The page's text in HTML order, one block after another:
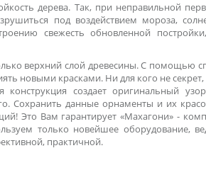
дерева. Так, при неправильной
под воздействием мороза,
свежесть обновленной
верхний слой древесины. С помощью
новыми красками. Ни для кого не
создает оригинальный
Сохранить данные орнаменты и их
Это Вам гарантирует «Махагони» -
только новейшее оборудование,
практичной.